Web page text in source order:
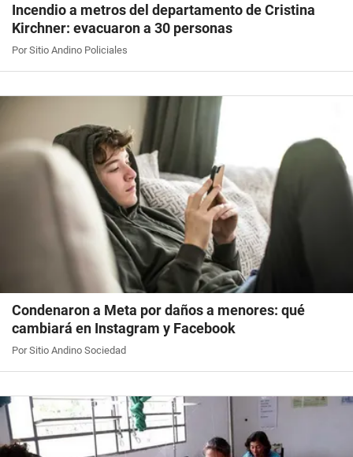
Incendio a metros del departamento de Cristina
Kirchner: evacuaron a 30 personas
Por Sitio Andino Policiales
Condenaron a Meta por daños a menores: qué
cambiará en Instagram y Facebook
Por Sitio Andino Sociedad